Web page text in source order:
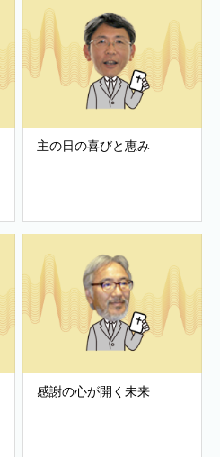
主の日の喜びと恵み
感謝の心が開く未来